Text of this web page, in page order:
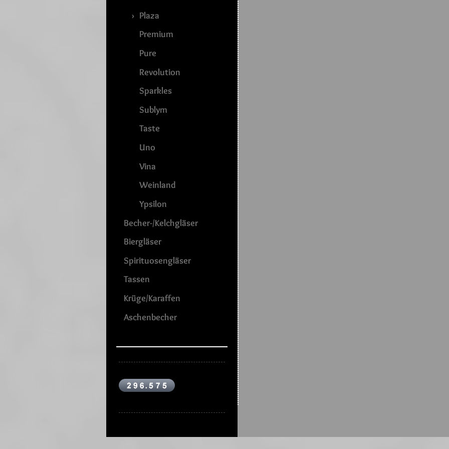
Plaza
Premium
Pure
Revolution
Sparkles
Sublym
Taste
Uno
Vina
Weinland
Ypsilon
Becher-/Kelchgläser
Biergläser
Spirituosengläser
Tassen
Krüge/Karaffen
Aschenbecher